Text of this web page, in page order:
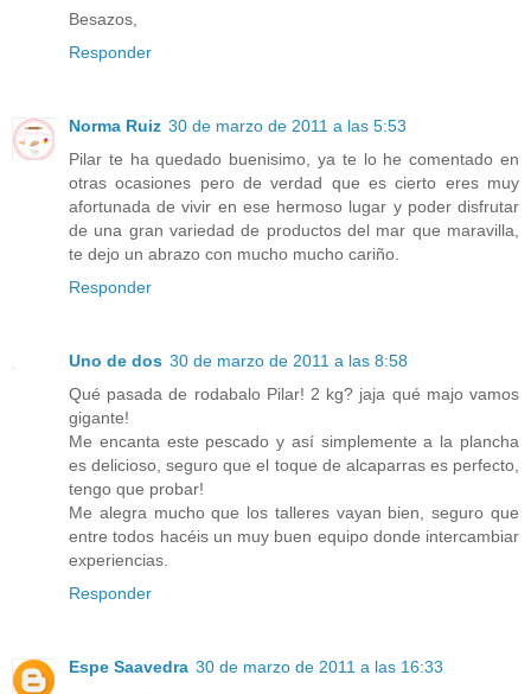
Besazos,
Responder
Norma Ruiz 30 de marzo de 2011 a las 5:53
Pilar te ha quedado buenisimo, ya te lo he comentado en
otras ocasiones pero de verdad que es cierto eres muy
afortunada de vivir en ese hermoso lugar y poder disfrutar
de una gran variedad de productos del mar que maravilla,
te dejo un abrazo con mucho mucho cariño.
Responder
Uno de dos 30 de marzo de 2011 a las 8:58
Qué pasada de rodabalo Pilar! 2 kg? jaja qué majo vamos
gigante!
Me encanta este pescado y así simplemente a la plancha
es delicioso, seguro que el toque de alcaparras es perfecto,
tengo que probar!
Me alegra mucho que los talleres vayan bien, seguro que
entre todos hacéis un muy buen equipo donde intercambiar
experiencias.
Responder
Espe Saavedra 30 de marzo de 2011 a las 16:33